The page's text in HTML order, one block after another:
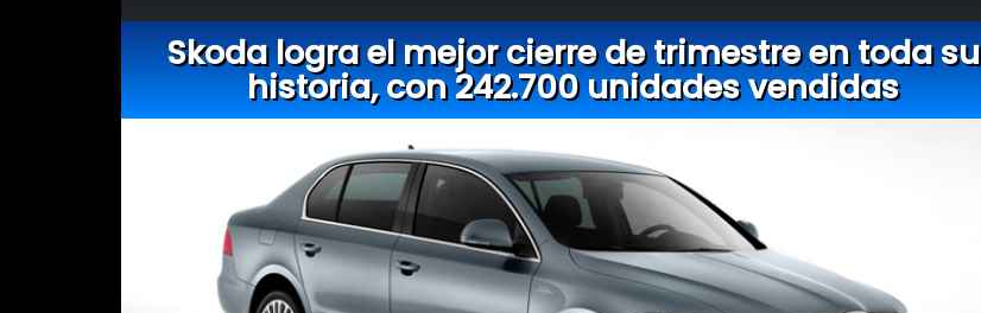
Skoda logra el mejor cierre de trimestre en toda su
historia, con 242.700 unidades vendidas